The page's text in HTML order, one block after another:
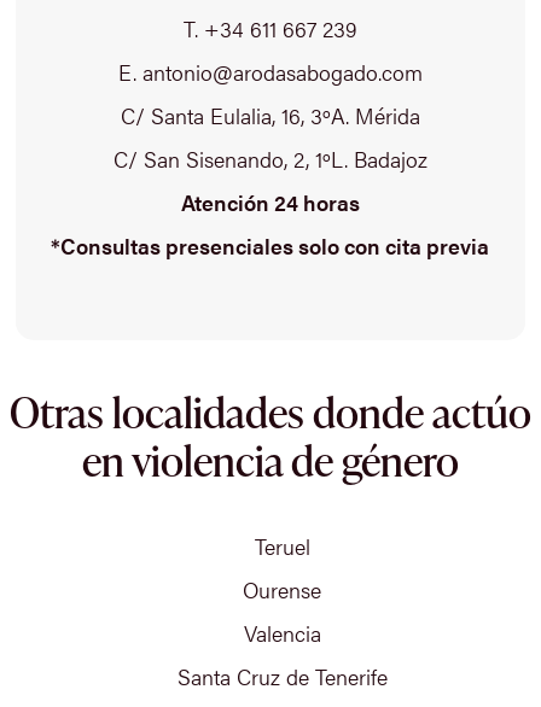
T. +34 611 667 239
E. antonio@arodasabogado.com
C/ Santa Eulalia, 16, 3ºA. Mérida
C/ San Sisenando, 2, 1ºL. Badajoz
Atención 24 horas
*Consultas presenciales solo con cita previa
Otras localidades donde actúo
en violencia de género
Teruel
Ourense
Valencia
Santa Cruz de Tenerife